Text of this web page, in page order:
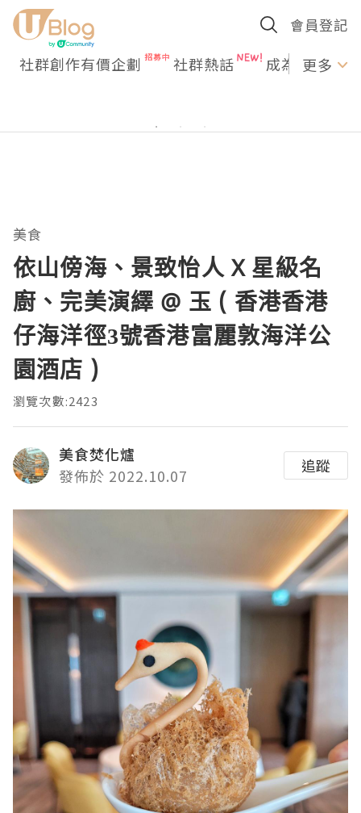
會員登記
社群創作有價企劃 社群熱話 成為U更多
美食
依山傍海、景致怡人 X 星級名
廚、完美演繹 @ 玉 ( 香港香港
仔海洋徑3號香港富麗敦海洋公
園酒店 )
瀏覽次數:2423
美食焚化爐
發佈於 2022.10.07
追蹤